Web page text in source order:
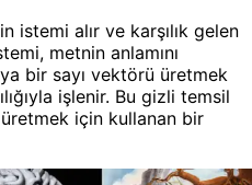
istemi alır ve karşılık gelen
metnin anlamını
bir sayı vektörü üretmek
işlenir. Bu gizli temsil
için kullanan bir